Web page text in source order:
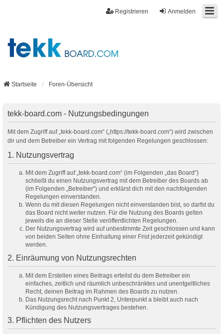
Anmelden
Registrieren
Startseite Foren-Übersicht
tekk-board.com - Nutzungsbedingungen
Mit dem Zugriff auf „tekk-board.com“ („https://tekk-board.com“) wird zwischen
dir und dem Betreiber ein Vertrag mit folgenden Regelungen geschlossen:
1. Nutzungsvertrag
Mit dem Zugriff auf „tekk-board.com“ (im Folgenden „das Board“)
schließt du einen Nutzungsvertrag mit dem Betreiber des Boards ab
(im Folgenden „Betreiber“) und erklärst dich mit den nachfolgenden
Regelungen einverstanden.
Wenn du mit diesen Regelungen nicht einverstanden bist, so darfst du
das Board nicht weiter nutzen. Für die Nutzung des Boards gelten
jeweils die an dieser Stelle veröffentlichten Regelungen.
Der Nutzungsvertrag wird auf unbestimmte Zeit geschlossen und kann
von beiden Seiten ohne Einhaltung einer Frist jederzeit gekündigt
werden.
2. Einräumung von Nutzungsrechten
Mit dem Erstellen eines Beitrags erteilst du dem Betreiber ein
einfaches, zeitlich und räumlich unbeschränktes und unentgeltliches
Recht, deinen Beitrag im Rahmen des Boards zu nutzen.
Das Nutzungsrecht nach Punkt 2, Unterpunkt a bleibt auch nach
Kündigung des Nutzungsvertrages bestehen.
3. Pflichten des Nutzers